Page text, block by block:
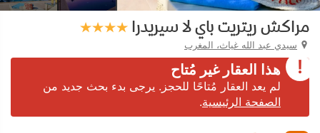
مراكش ريتريت باي لا سيريدرا
سيدي عبد الله غياث، المغرب
هذا العقار غير مُتاح
لم يعد العقار مُتاحًا للحجز. يرجى بدء بحث جديد من
الصفحة الرئيسية.